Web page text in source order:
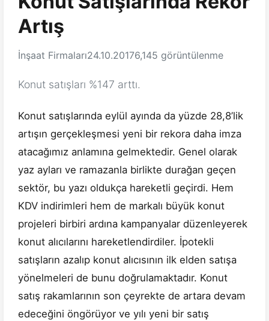
Artış
İnşaat Firmaları24.10.20176,145 görüntülenme
Konut satışları %147 arttı.
Konut satışlarında eylül ayında da yüzde 28,8’lik
artışın gerçekleşmesi yeni bir rekora daha imza
atacağımız anlamına gelmektedir. Genel olarak
yaz ayları ve ramazanla birlikte durağan geçen
sektör, bu yazı oldukça hareketli geçirdi. Hem
KDV indirimleri hem de markalı büyük konut
projeleri birbiri ardına kampanyalar düzenleyerek
konut alıcılarını hareketlendirdiler. İpotekli
satışların azalıp konut alıcısının ilk elden satışa
yönelmeleri de bunu doğrulamaktadır. Konut
satış rakamlarının son çeyrekte de artara devam
edeceğini öngörüyor ve yılı yeni bir satış